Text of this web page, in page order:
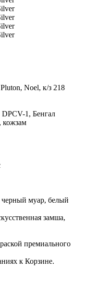
Noel, к/з 218
1, Бенгал
кожзам
черный муар, белый
замша,
премиального
к Корзине.